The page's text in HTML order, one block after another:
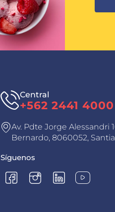
Central
+562 2441 4000
Av. Pdte Jorge Alessandri
Bernardo, 8060052,
Síguenos